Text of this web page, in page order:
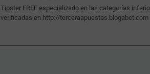
Tipster FREE especializado en las categorías
verificadas en http://terceraapuestas.blogabet.com